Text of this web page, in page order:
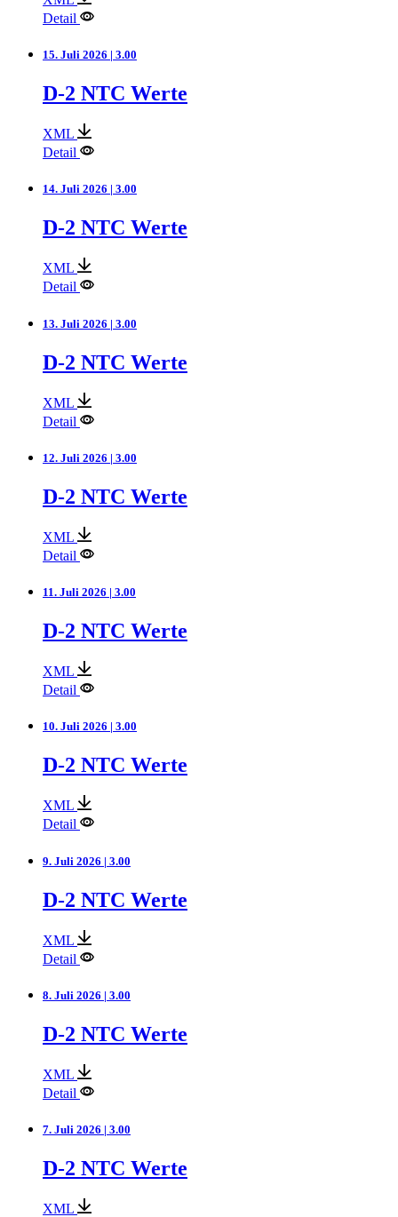
Detail
15. Juli 2026 | 3.00
D-2 NTC Werte
XML
Detail
14. Juli 2026 | 3.00
D-2 NTC Werte
XML
Detail
13. Juli 2026 | 3.00
D-2 NTC Werte
XML
Detail
12. Juli 2026 | 3.00
D-2 NTC Werte
XML
Detail
11. Juli 2026 | 3.00
D-2 NTC Werte
XML
Detail
10. Juli 2026 | 3.00
D-2 NTC Werte
XML
Detail
9. Juli 2026 | 3.00
D-2 NTC Werte
XML
Detail
8. Juli 2026 | 3.00
D-2 NTC Werte
XML
Detail
7. Juli 2026 | 3.00
D-2 NTC Werte
XML